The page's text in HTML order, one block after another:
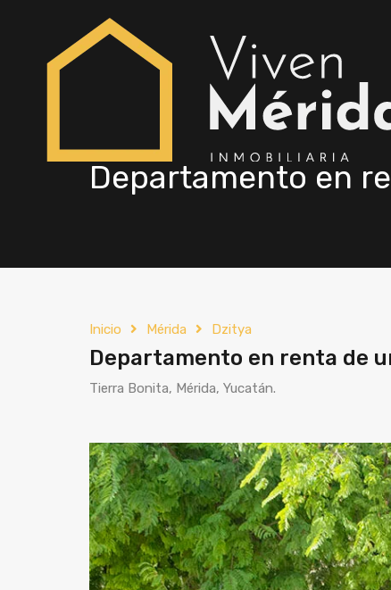
Departamento en
Inicio Mérida Dzitya
Departamento en renta de
Tierra Bonita, Mérida, Yucatán.